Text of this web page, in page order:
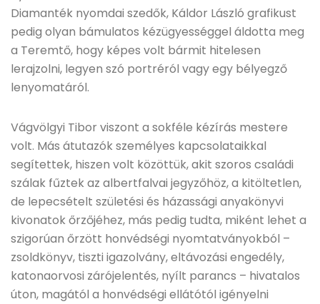
Diamanték nyomdai szedők, Káldor László grafikust
pedig olyan bámulatos kézügyességgel áldotta meg
a Teremtő, hogy képes volt bármit hitelesen
lerajzolni, legyen szó portréról vagy egy bélyegző
lenyomatáról.
Vágvölgyi Tibor viszont a sokféle kézírás mestere
volt. Más átutazók személyes kapcsolataikkal
segítettek, hiszen volt közöttük, akit szoros családi
szálak fűztek az albertfalvai jegyzőhöz, a kitöltetlen,
de lepecsételt születési és házassági anyakönyvi
kivonatok őrzőjéhez, más pedig tudta, miként lehet a
szigorúan őrzött honvédségi nyomtatványokból –
zsoldkönyv, tiszti igazolvány, eltávozási engedély,
katonaorvosi zárójelentés, nyílt parancs – hivatalos
úton, magától a honvédségi ellátótól igényelni